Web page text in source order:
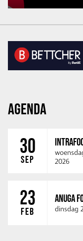
AGENDA
30
SEP
2026
23
FEB
ANUGA
dinsdag